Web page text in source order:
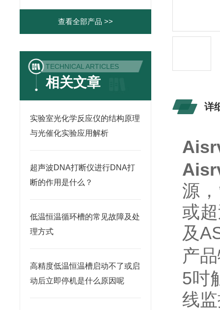
查看全部产品 >>
TECHNICAL ARTICLES
相关文章
实验室光化学反应仪的结构原理
与光催化实验应用解析
超声波DNA打断仪进行DNA打
断的作用是什么？
低温恒温循环槽的常见故障及处
理方式
高精度低温恒温槽启动不了或启
动后立即停机是什么原因呢
详
源
或
及
产
5吋
线